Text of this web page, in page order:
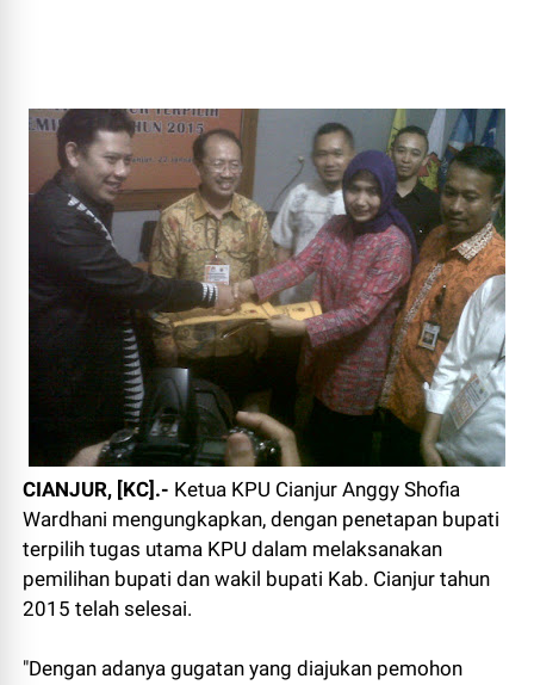
CIANJUR, [KC].- Ketua KPU Cianjur Anggy Shofia
Wardhani mengungkapkan, dengan penetapan bupati
terpilih tugas utama KPU dalam melaksanakan
pemilihan bupati dan wakil bupati Kab. Cianjur tahun
2015 telah selesai.
"Dengan adanya gugatan yang diajukan pemohon